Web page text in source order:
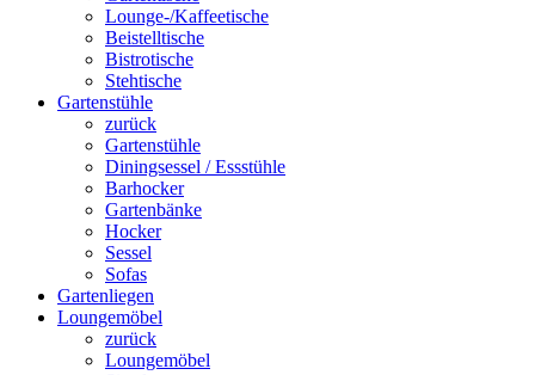
Lounge-/Kaffeetische
Beistelltische
Bistrotische
Stehtische
Gartenstühle
zurück
Gartenstühle
Diningsessel / Essstühle
Barhocker
Gartenbänke
Hocker
Sessel
Sofas
Gartenliegen
Loungemöbel
zurück
Loungemöbel